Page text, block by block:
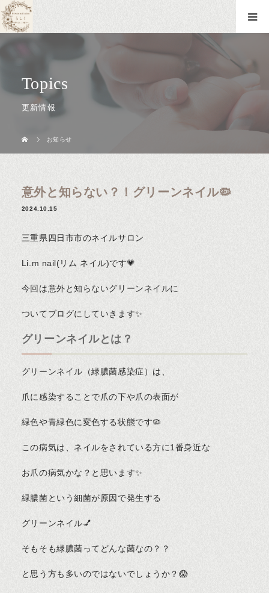
Topics
更新情報
お知らせ
意外と知らない？！グリーンネイル🦠
2024.10.15
三重県四日市市のネイルサロン
Li.m nail(リム ネイル)です💗
今回は意外と知らないグリーンネイルに
ついてブログにしていきます✨
グリーンネイルとは？
グリーンネイル（緑膿菌感染症）は、
爪に感染することで爪の下や爪の表面が
緑色や青緑色に変色する状態です🦠
この病気は、ネイルをされている方に1番身近な
お爪の病気かな？と思います✨
緑膿菌という細菌が原因で発生する
グリーンネイル💅
そもそも緑膿菌ってどんな菌なの？？
と思う方も多いのではないでしょうか？😱